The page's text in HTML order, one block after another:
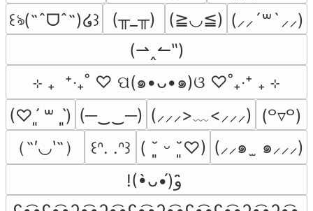
꒰ঌ(˶ˆᗜˆ˵)໒꒱
(╥_╥) (≧◡≦) (⸝⸝´꒳`⸝⸝)
(⇀‸↼‶)
⊹ ₊  ⁺‧₊˚ ♡ ପ(๑•ᴗ•๑)ଓ ♡˚₊‧⁺ ₊ ⊹
(♡ˊ͈ ꒳ ˋ͈) (─‿‿─) (⸝⸝⸝>﹏<⸝⸝⸝) (꒪▿꒪)
（˶′◡‵˶）
꒰ᐢ. .ᐢ꒱ ( ˘͈ ᵕ ˘͈♡) (⸝⸝๑  ̫ ๑⸝⸝⸝)